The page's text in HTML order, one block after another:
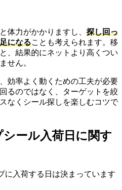
体力がかかりますし、 探し回っ
になることも考えられます。移
、結果的にネットより高くつい
せん。
効率よく動くための工夫が必要
るのではなく、ターゲットを絞
なくシール探しを楽しむコツで
ール入荷日に関す
に入荷する日は決まっています